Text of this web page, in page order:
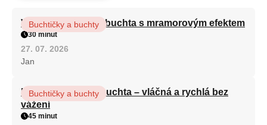
Vláčná olejová litá buchta s mramorovým efektem
Buchtičky a buchty
30 minut
27. 07. 2026
Jan
Hrnková maková buchta – vláčná a rychlá bez
vážení
Buchtičky a buchty
45 minut